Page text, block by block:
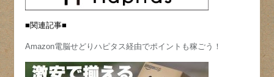
■関連記事■
Amazon電脳せどりハピタス経由でポイントも稼ごう！